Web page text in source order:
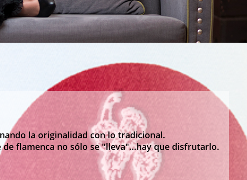
la originalidad con lo tradicional.
de flamenca no sólo se "lleva"...hay que disfrutarlo.